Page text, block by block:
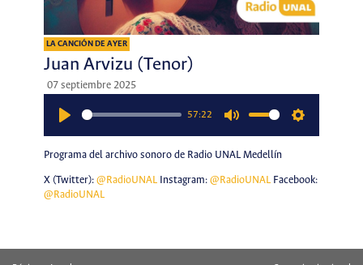
LA CANCIÓN DE AYER
Juan Arvizu (Tenor)
07 septiembre 2025
57:22
Programa del archivo sonoro de Radio UNAL Medellín
X (Twitter): @RadioUNALInstagram: @RadioUNALFacebook:
@RadioUNAL